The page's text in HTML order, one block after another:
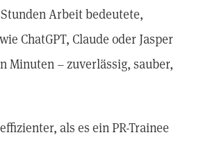
Arbeit bedeutete,
ChatGPT, Claude oder Jasper
Minuten – zuverlässig, sauber,
als es ein PR-Trainee